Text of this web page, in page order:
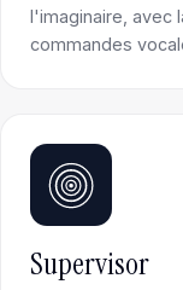
l'imaginaire, avec
commandes
Supervisor